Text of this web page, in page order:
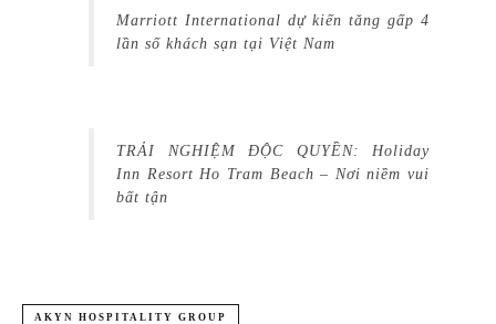
Marriott International dự kiến tăng gấp 4
lần số khách sạn tại Việt Nam
TRẢI NGHIỆM ĐỘC QUYỀN: Holiday
Inn Resort Ho Tram Beach – Nơi niềm vui
bất tận
AKYN HOSPITALITY GROUP